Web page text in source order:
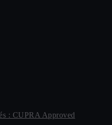
: CUPRA Approved